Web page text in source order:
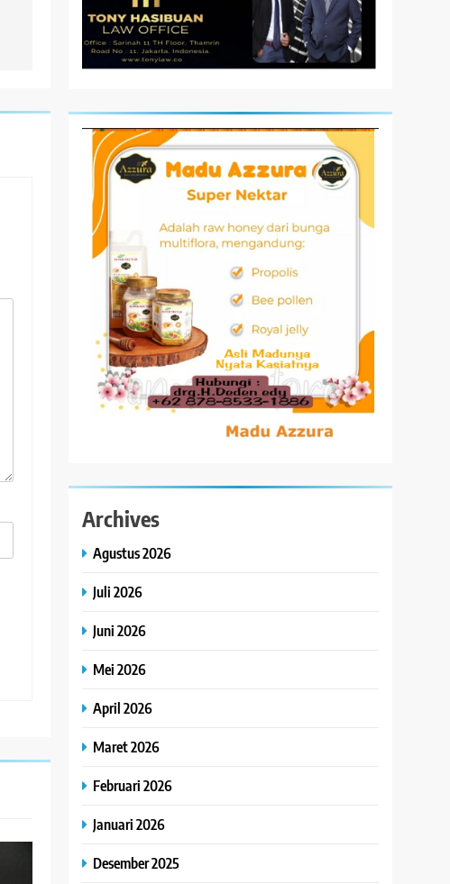
Archives
Agustus 2026
Juli 2026
Juni 2026
Mei 2026
April 2026
Maret 2026
Februari 2026
Januari 2026
Desember 2025